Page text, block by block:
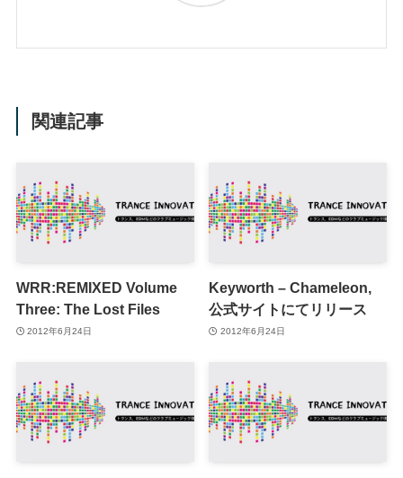
関連記事
WRR:REMIXED Volume
Three: The Lost Files
2012年6月24日
Keyworth – Chameleon,
公式サイトにてリリース
2012年6月24日